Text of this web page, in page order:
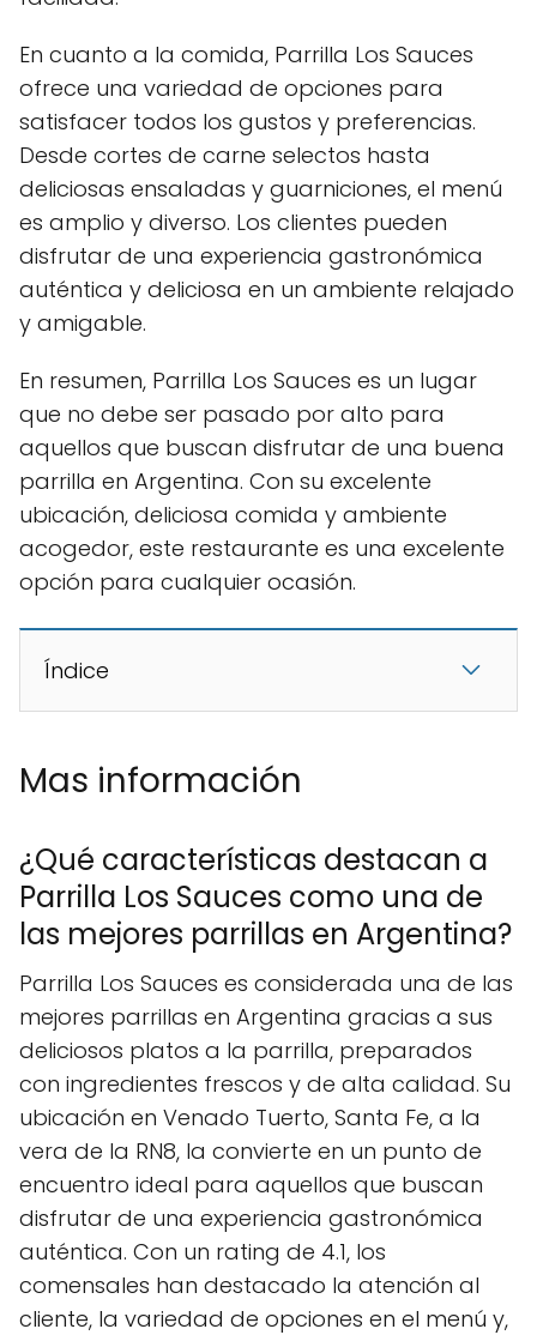
En cuanto a la comida, Parrilla Los Sauces
ofrece una variedad de opciones para
satisfacer todos los gustos y preferencias.
Desde cortes de carne selectos hasta
deliciosas ensaladas y guarniciones, el menú
es amplio y diverso. Los clientes pueden
disfrutar de una experiencia gastronómica
auténtica y deliciosa en un ambiente relajado
y amigable.
En resumen, Parrilla Los Sauces es un lugar
que no debe ser pasado por alto para
aquellos que buscan disfrutar de una buena
parrilla en Argentina. Con su excelente
ubicación, deliciosa comida y ambiente
acogedor, este restaurante es una excelente
opción para cualquier ocasión.
Índice
Mas información
¿Qué características destacan a
Parrilla Los Sauces como una de
las mejores parrillas en Argentina?
Parrilla Los Sauces es considerada una de las
mejores parrillas en Argentina gracias a sus
deliciosos platos a la parrilla, preparados
con ingredientes frescos y de alta calidad. Su
ubicación en Venado Tuerto, Santa Fe, a la
vera de la RN8, la convierte en un punto de
encuentro ideal para aquellos que buscan
disfrutar de una experiencia gastronómica
auténtica. Con un rating de 4.1, los
comensales han destacado la atención al
cliente, la variedad de opciones en el menú y,